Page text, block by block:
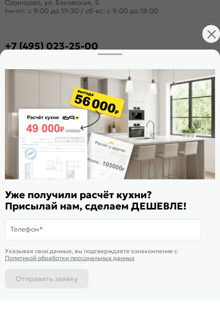
Одинцово, ул. Баковская, 5
пн-пт: с 9:00 до 19:30 / сб-вс: с 9:00 до 18:00
+7 (495) 023-25-00
Стать дилером
Расскажите о нас
Поделиться
Оцените магазин
ИКС 1180
© 2015—2026 Интернет-магазин мебели Mebel169.ru
Пользовательское соглашение
Карта сайта
технологии
Уже получили расчёт кухни?
Присылай нам, сделаем ДЕШЕВЛЕ!
Телефон*
Указывая свои данные, вы подтверждаете ознакомление c
Политикой обработки персональных данных
Отправить заявку